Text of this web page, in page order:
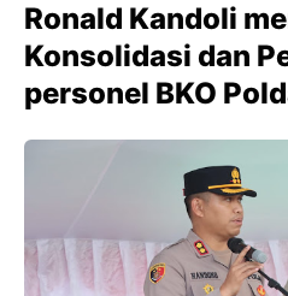
Ronald Kandoli
Konsolidasi dan
personel BKO